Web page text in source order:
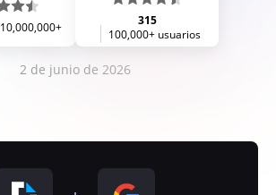
10,000,000+
315
100,000+ usuarios
2 de junio de 2026